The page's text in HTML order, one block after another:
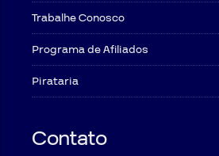
Trabalhe Conosco
Programa de Afiliados
Pirataria
Contato